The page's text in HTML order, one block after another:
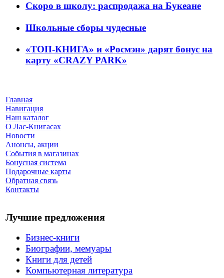
Скоро в школу: распродажа на Букеане
Школьные сборы чудесные
«ТОП-КНИГА» и «Росмэн» дарят бонус на
карту «CRAZY PARK»
Главная
Навигация
Наш каталог
О Лас-Книгасах
Новости
Анонсы, акции
События в магазинах
Бонусная система
Подарочные карты
Обратная связь
Контакты
Лучшие предложения
Бизнес-книги
Биографии, мемуары
Книги для детей
Компьютерная литература